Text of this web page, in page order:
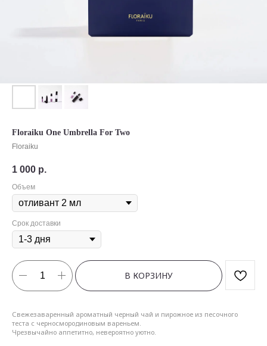
Floraiku One Umbrella For Two
Floraiku
1 000 р.
Объем
Срок доставки
В КОРЗИНУ
Свежезаваренный ароматный черный чай и пирожное из песочного
теста с черносмородиновым вареньем.
Чрезвычайно аппетитно, невероятно уютно.